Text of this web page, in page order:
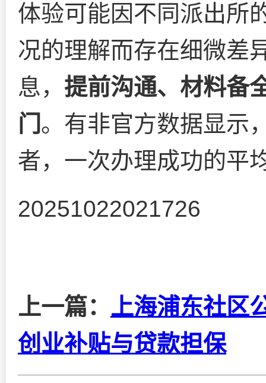
体验可能因不同派出所
况的理解而存在细微差
息， 提前沟通、材料备
门。有非官方数据显示
者，一次办理成功的平
20251022021726
上一篇： 上海浦东社区
创业补贴与贷款担保